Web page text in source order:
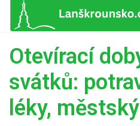
Otevírací
svátků:
léky,